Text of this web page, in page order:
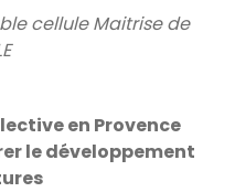
cellule Maitrise de
en Provence
le développement